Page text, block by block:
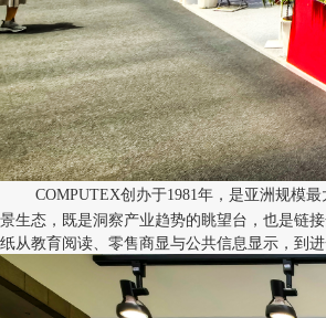
COMPUTEX创办于1981年，是亚洲规模
景生态，既是洞察产业趋势的眺望台，也是链
纸从教育阅读、零售商显与公共信息显示，到